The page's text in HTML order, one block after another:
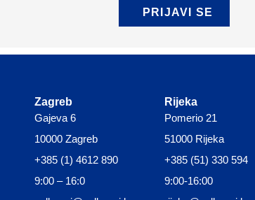
PRIJAVI SE
Zagreb
Gajeva 6
10000 Zagreb
+385 (1) 4612 890
9:00 – 16:0
Rijeka
Pomerio 21
51000 Rijeka
+385 (51) 330 594
9:00-16:00